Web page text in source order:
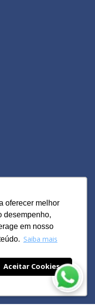
oferecer melhor
desempenho,
em nosso
Saiba mais
Aceitar Cookies
oferecer melhor
desempenho,
em nosso
Saiba mais
Aceitar Cookies